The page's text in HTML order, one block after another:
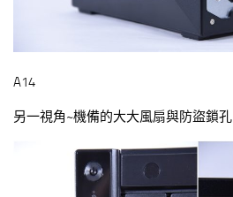
A14
另一視角~機備的大大風扇與防盜鎖孔